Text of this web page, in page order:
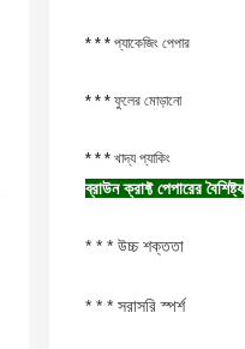
* * * প্যাকেজিং পেপার
* * * ফুলের মোড়ানো
* * * খাদ্য প্যাকিং
ব্রাউন ক্রাফ্ট পেপারের বৈশিষ্ট্য
* * * উচ্চ শক্ততা
* * * সরাসরি স্পর্শ